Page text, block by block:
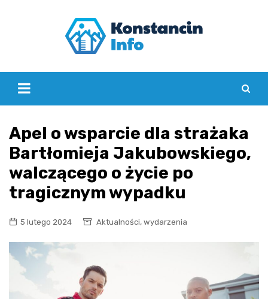
Apel o wsparcie dla strażaka
Bartłomieja Jakubowskiego,
walczącego o życie po
tragicznym wypadku
5 lutego 2024 Aktualności, wydarzenia